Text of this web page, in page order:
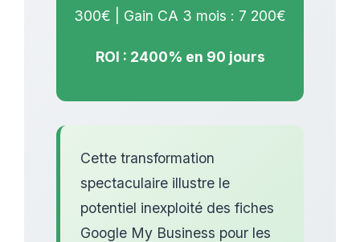
300€ | Gain CA 3 mois : 7 200€
ROI : 2400% en 90 jours
Cette transformation
spectaculaire illustre le
potentiel inexploité des fiches
Google My Business pour les